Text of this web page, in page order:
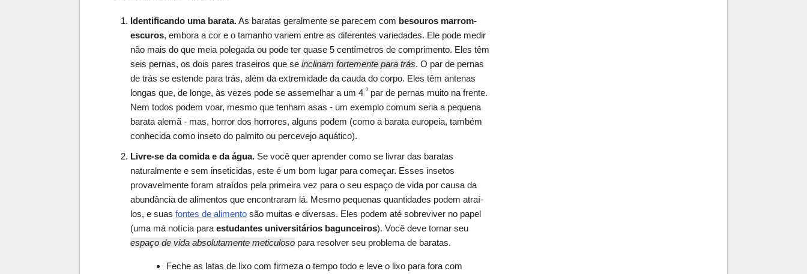
Identificando uma barata.As baratas geralmente se parecem com besouros marrom-
escuros, embora a cor e o tamanho variem entre as diferentes variedades. Ele pode medir
não mais do que meia polegada ou pode ter quase 5 centímetros de comprimento. Eles têm
seis pernas, os dois pares traseiros que se inclinam fortemente para trás. O par de pernas
de trás se estende para trás, além da extremidade da cauda do corpo. Eles têm antenas
longas que, de longe, às vezes pode se assemelhar a um 4 º par de pernas muito na frente.
Nem todos podem voar, mesmo que tenham asas - um exemplo comum seria a pequena
barata alemã - mas, horror dos horrores, alguns podem (como a barata europeia, também
conhecida como inseto do palmito ou percevejo aquático).
Livre-se da comida e da água. Se você quer aprender como se livrar das baratas
naturalmente e sem inseticidas, este é um bom lugar para começar. Esses insetos
provavelmente foram atraídos pela primeira vez para o seu espaço de vida por causa da
abundância de alimentos que encontraram lá. Mesmo pequenas quantidades podem atraí-
los, e suas fontes de alimento são muitas e diversas. Eles podem até sobreviver no papel
(uma má notícia para estudantes universitários bagunceiros). Você deve tornar seu
espaço de vida absolutamente meticuloso para resolver seu problema de baratas.
Feche as latas de lixo com firmeza o tempo todo e leve o lixo para fora com